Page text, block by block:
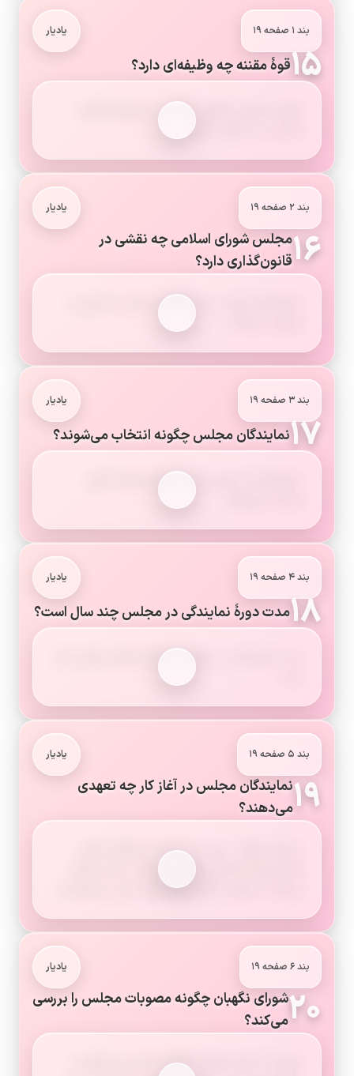
بند ۱ صفحه ۱۹ یادیار
۱۵قوهٔ مقننه چه وظیفه‌ای دارد؟
تهیه و تصویب قوانین کشور در چارچوب قانون
اساسی را بر عهده دارد.
بند ۲ صفحه ۱۹ یادیار
۱۶مجلس شورای اسلامی چه نقشی در
قانون‌گذاری دارد؟
نمایندگان منتخب مردم قوانین عادی را تدوین و
بند ۳ صفحه ۱۹ یادیار
۱۷نمایندگان مجلس چگونه انتخاب می‌شوند؟
نمایندگان از سوی مردم مناطق مختلف کشور
بند ۴ صفحه ۱۹ یادیار
۱۸مدت دورهٔ نمایندگی در مجلس چند سال است؟
مدت نمایندگی در مجلس شورای اسلامی چهار سال
بند ۵ صفحه ۱۹ یادیار
۱۹نمایندگان مجلس در آغاز کار چه تعهدی
می‌دهند؟
با ادای سوگند، خود را به رعایت استقلال کشور،
آزادی مردم و تأمین منافع و مصلحت ملت ملتزم
می‌کنند و رئیس مجلس را از میان خود برمی‌گزینند.
بند ۶ صفحه ۱۹ یادیار
۲۰شورای نگهبان چگونه مصوبات مجلس را بررسی
می‌کند؟
آن‌ها را از نظر انطباق با قانون اساسی و اصول و